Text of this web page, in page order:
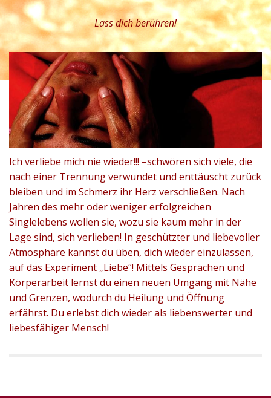
Lass dich berühren!
Ich verliebe mich nie wieder!!! –schwören sich viele, die
nach einer Trennung verwundet und enttäuscht zurück
bleiben und im Schmerz ihr Herz verschließen. Nach
Jahren des mehr oder weniger erfolgreichen
Singlelebens wollen sie, wozu sie kaum mehr in der
Lage sind, sich verlieben! In geschützter und liebevoller
Atmosphäre kannst du üben, dich wieder einzulassen,
auf das Experiment „Liebe“! Mittels Gesprächen und
Körperarbeit lernst du einen neuen Umgang mit Nähe
und Grenzen, wodurch du Heilung und Öffnung
erfährst. Du erlebst dich wieder als liebenswerter und
liebesfähiger Mensch!